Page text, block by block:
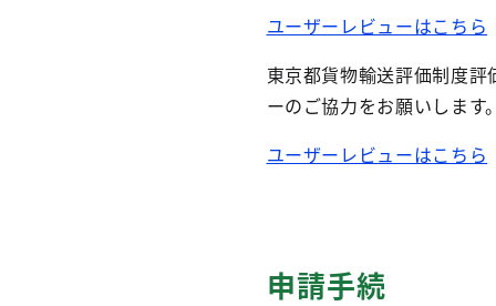
ユーザーレビューはこちら
東京都貨物輸送評価制度
ーのご協力をお願いします
ユーザーレビューはこちら
申請手続